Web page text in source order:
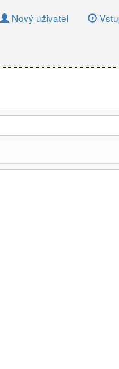
Nový uživatel